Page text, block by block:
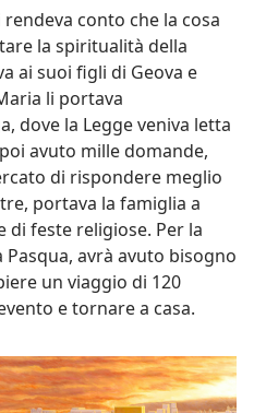
conto che la cosa
la spiritualità della
ai suoi figli di Geova e
li portava
dove la Legge veniva letta
avuto mille domande,
di rispondere meglio
portava la famiglia a
di feste religiose. Per la
avrà avuto bisogno
un viaggio di 120
e tornare a casa.